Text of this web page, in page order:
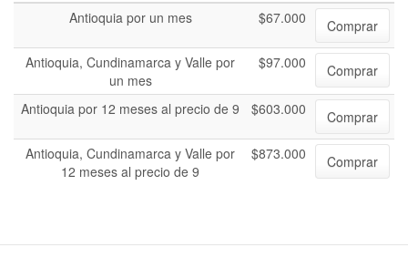
Antioquia por un mes
$67.000
Comprar
Antioquia, Cundinamarca y Valle por
un mes
$97.000 Comprar
Antioquia por 12 meses al precio de 9 $603.000
Comprar
Antioquia, Cundinamarca y Valle por
12 meses al precio de 9
$873.000 Comprar